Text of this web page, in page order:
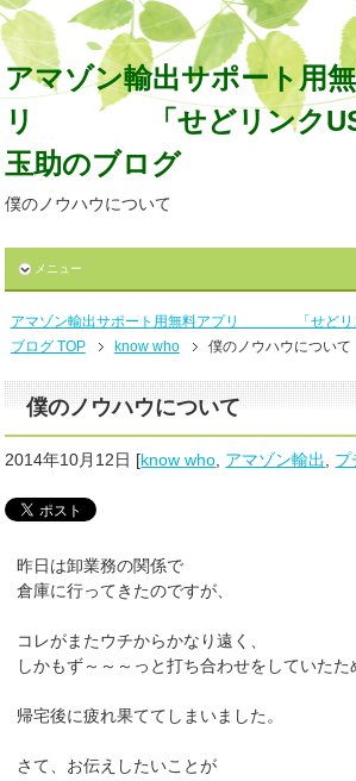
アマゾン輸出サポート用
リ 「せどリンクUS
玉助のブログ
僕のノウハウについて
メニュー
アマゾン輸出サポート用無料アプリ 「せどリ
ブログ TOP
know who 僕のノウハウについて
僕のノウハウについて
2014年10月12日 [know who アマゾン輸出 プ
昨日は卸業務の関係で
倉庫に行ってきたのですが、
コレがまたウチからかなり遠く、
しかもず～～～っと打ち合わせをしていたた
帰宅後に疲れ果ててしまいました。
さて、お伝えしたいことが